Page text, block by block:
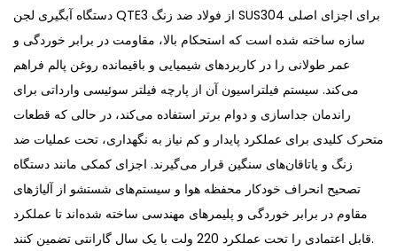
دستگاه آبگیری لجن QTE3 از فولاد ضد زنگ SUS304 برای اجزای اصلی
سازه ساخته شده است که استحکام بالا، مقاومت در برابر خوردگی و
عمر طولانی را در کاربردهای شیمیایی و باقیمانده روغن پالم فراهم
می‌کند. سیستم فیلتراسیون آن از پارچه فیلتر سوئیسی وارداتی برای
راندمان جداسازی و دوام برتر استفاده می‌کند، در حالی که قطعات
متحرک کلیدی برای عملکرد پایدار و کم نیاز به نگهداری، تحت عملیات ضد
زنگ و یاتاقان‌های سنگین قرار می‌گیرند. اجزای کمکی مانند دستگاه
تصحیح انحراف خودکار محفظه هوا و سیستم‌های شستشو از آلیاژهای
مقاوم در برابر خوردگی و پلیمرهای مهندسی ساخته شده‌اند تا عملکرد
قابل اعتمادی را تحت عملکرد 220 ولت با یک سال گارانتی تضمین کنند.